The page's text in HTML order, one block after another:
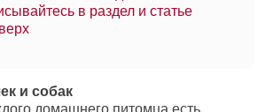
в раздел и статье
и собак
домашнего питомца есть